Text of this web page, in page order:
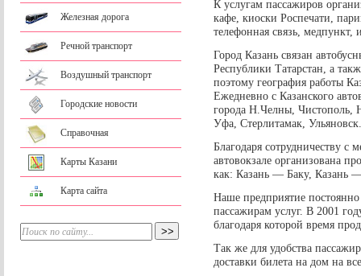
Железная дорога
Речной транспорт
Воздушный транспорт
Городские новости
Справочная
Карты Казани
Карта сайта
К услугам пассажиров
кафе, киоски Роспечати,
телефонная связь, медпункт,
Город Казань связан
Республики Татарстан, а
поэтому география работы
Ежедневно с Казанского
города Н.Челны, Чистополь,
Уфа, Стерлитамак, Ульяновск.
Благодаря сотрудничеству
автовокзале организована
как: Казань — Баку, Казань
Наше предприятие постоянно
пассажирам услуг. В 2001
благодаря которой время
Так же для удобства
доставки билета на дом на